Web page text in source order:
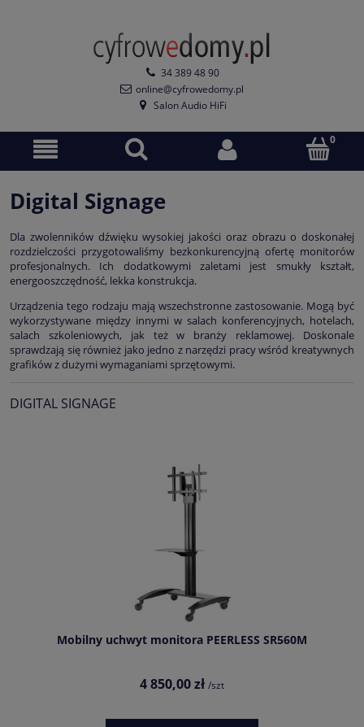
34 389 48 90
online@cyfrowedomy.pl
Salon Audio HiFi
Digital Signage
Dla zwolenników dźwięku wysokiej jakości oraz obrazu o doskonałej
rozdzielczości przygotowaliśmy bezkonkurencyjną ofertę monitorów
profesjonalnych. Ich dodatkowymi zaletami jest smukły kształt,
energooszczędność, lekka konstrukcja.
Urządzenia tego rodzaju mają wszechstronne zastosowanie. Mogą być
wykorzystywane między innymi w salach konferencyjnych, hotelach,
salach szkoleniowych, jak też w branży reklamowej. Doskonale
sprawdzają się również jako jedno z narzędzi pracy wśród kreatywnych
grafików z dużymi wymaganiami sprzętowymi.
DIGITAL SIGNAGE
Mobilny uchwyt monitora PEERLESS SR560M
4 850,00 zł /szt